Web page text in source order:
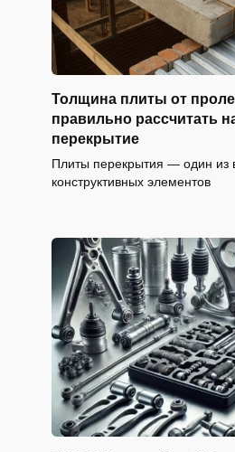
Толщина плиты от
правильно рассчитать
перекрытие
Плиты перекрытия — один из
конструктивных элементов